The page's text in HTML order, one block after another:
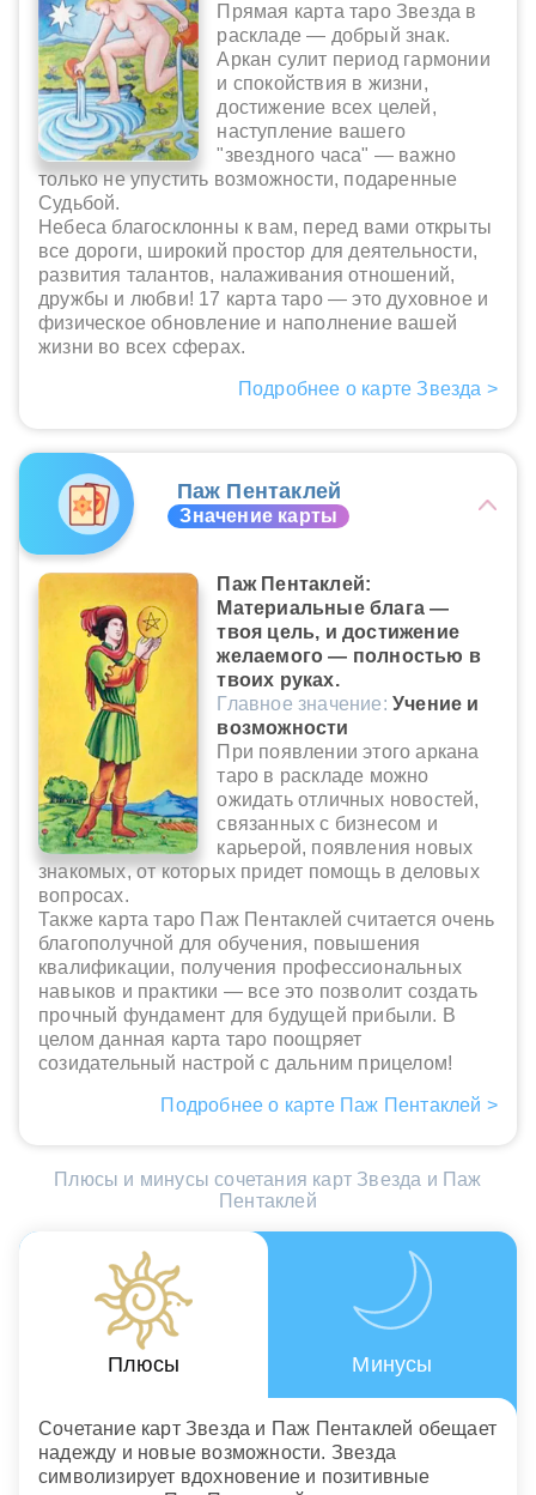
Прямая карта таро Звезда в
раскладе — добрый знак.
Аркан сулит период гармонии
и спокойствия в жизни,
достижение всех целей,
наступление вашего
"звездного часа" — важно
только не упустить возможности, подаренные
Судьбой.
Небеса благосклонны к вам, перед вами открыты
все дороги, широкий простор для деятельности,
развития талантов, налаживания отношений,
дружбы и любви! 17 карта таро — это духовное и
физическое обновление и наполнение вашей
жизни во всех сферах.
Подробнее о карте Звезда >
Паж Пентаклей
Значение карты
Паж Пентаклей:
Материальные блага —
твоя цель, и достижение
желаемого — полностью в
твоих руках.
Главное значение: Учение и
возможности
При появлении этого аркана
таро в раскладе можно
ожидать отличных новостей,
связанных с бизнесом и
карьерой, появления новых
знакомых, от которых придет помощь в деловых
вопросах.
Также карта таро Паж Пентаклей считается очень
благополучной для обучения, повышения
квалификации, получения профессиональных
навыков и практики — все это позволит создать
прочный фундамент для будущей прибыли. В
целом данная карта таро поощряет
созидательный настрой с дальним прицелом!
Подробнее о карте Паж Пентаклей >
Плюсы и минусы сочетания карт Звезда и Паж
Пентаклей
Плюсы Минусы
Сочетание карт Звезда и Паж Пентаклей обещает
надежду и новые возможности. Звезда
символизирует вдохновение и позитивные